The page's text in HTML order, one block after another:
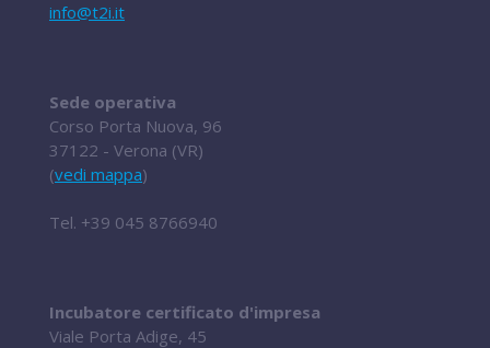
info@t2i.it
Sede operativa
Corso Porta Nuova, 96
37122 - Verona (VR)
(vedi mappa)
Tel. +39 045 8766940
Incubatore certificato d'impresa
Viale Porta Adige, 45